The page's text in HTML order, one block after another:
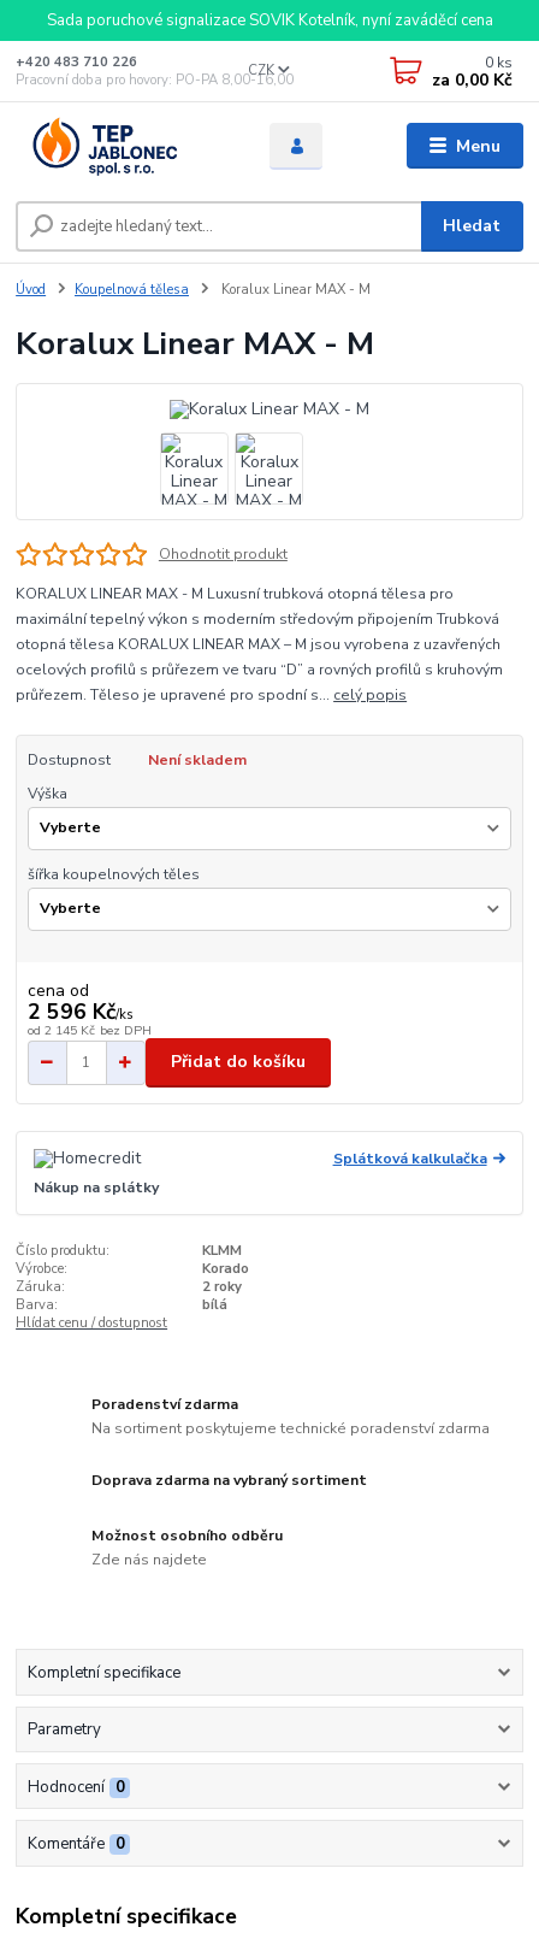
Sada poruchové signalizace SOVIK Kotelník, nyní zaváděcí cena
Menu
CZK
Hledat
+420 483 710 226
Pracovní doba pro hovory: PO-PA 8,00-16,00
0 ks
za 0,00 Kč
Úvod Koupelnová tělesa Koralux Linear MAX - M
Koralux Linear MAX - M
Ohodnotit produkt
KORALUX LINEAR MAX - M Luxusní trubková otopná tělesa pro
maximální tepelný výkon s moderním středovým připojením Trubková
otopná tělesa KORALUX LINEAR MAX – M jsou vyrobena z uzavřených
ocelových profilů s průřezem ve tvaru “D” a rovných profilů s kruhovým
průřezem. Těleso je upravené pro spodní s... celý popis
Dostupnost
Není skladem
Výška
šířka koupelnových těles
cena od
2 596 Kč/ks
od 2 145 Kč bez DPH
Přidat do košíku
Splátková kalkulačka
Nákup na splátky
Číslo produktu:
KLMM
Výrobce:
Korado
Záruka:
2 roky
Barva:
bílá
Hlídat cenu / dostupnost
Poradenství zdarma
Na sortiment poskytujeme technické poradenství zdarma
Doprava zdarma na vybraný sortiment
Možnost osobního odběru
Zde nás najdete
Kompletní specifikace
Parametry
Hodnocení 0
Komentáře 0
Kompletní specifikace